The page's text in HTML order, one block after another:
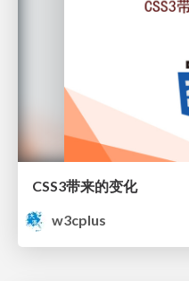
CSS3带来的变化
w3cplus